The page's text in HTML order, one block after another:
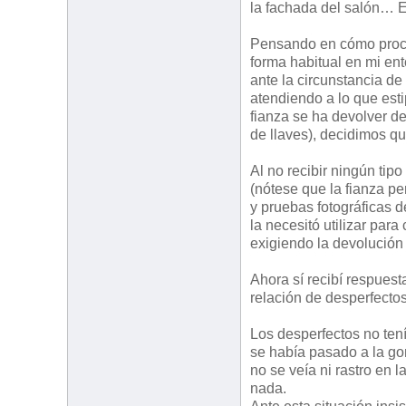
la fachada del salón…
Pensando en cómo
forma habitual en mi
ante la circunstancia
atendiendo a lo que
fianza se ha devolver
de llaves), decidimos
Al no recibir ningún
(nótese que la fianza
y pruebas fotográficas
la necesitó utilizar
exigiendo la
Ahora sí recibí
relación de
Los desperfectos no
se había pasado a la
no se veía ni rastro en
nada.